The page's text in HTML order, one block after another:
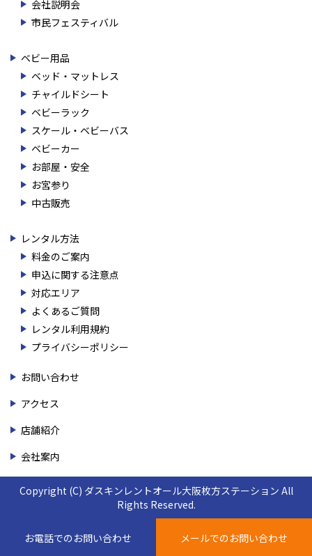
会社説明会
市民フェスティバル
ベビー用品
ベッド・マットレス
チャイルドシート
ベビーラック
スケール・ベビーバス
ベビーカー
お部屋・安全
お宮参り
中古販売
レンタル方法
料金のご案内
申込に関する注意点
対応エリア
よくあるご質問
レンタル利用規約
プライバシーポリシー
お問い合わせ
アクセス
店舗紹介
会社案内
お電話でのお問い合わせ メールでのお問い合わせ
Copyright (C) ダスキンレントオール大阪枚方ステーション All
Rights Reserved.